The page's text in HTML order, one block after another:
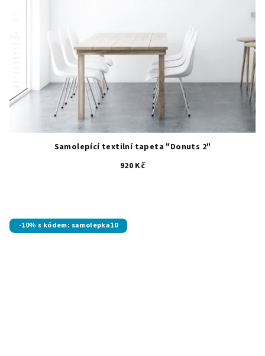
Samolepící textilní tapeta "Donuts 2"
920 Kč
-10% s kódem: samolepka10